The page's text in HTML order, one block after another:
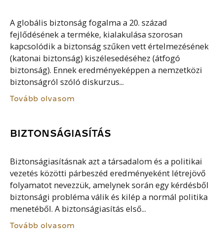
A globális biztonság fogalma a 20. század
fejlődésének a terméke, kialakulása szorosan
kapcsolódik a biztonság szűken vett értelmezésének
(katonai biztonság) kiszélesedéséhez (átfogó
biztonság). Ennek eredményeképpen a nemzetközi
biztonságról szóló diskurzus...
Tovább olvasom
BIZTONSÁGIASÍTÁS
Biztonságiasításnak azt a társadalom és a politikai
vezetés közötti párbeszéd eredményeként létrejövő
folyamatot nevezzük, amelynek során egy kérdésből
biztonsági probléma válik és kilép a normál politika
menetéből. A biztonságiasítás első...
Tovább olvasom